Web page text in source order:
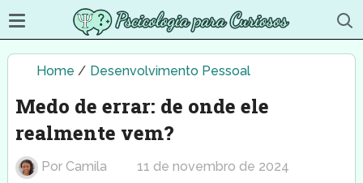
Home / Desenvolvimento Pessoal
Medo de errar: de onde ele
realmente vem?
Por Camila 11 de novembro de 2024